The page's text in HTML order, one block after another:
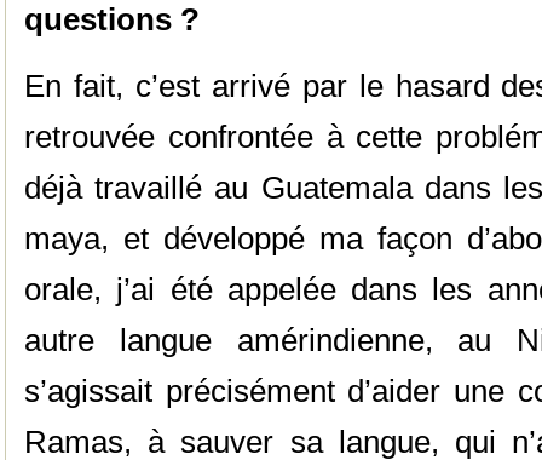
questions ?
En fait, c’est arrivé par le hasard
retrouvée confrontée à cette
déjà travaillé au Guatemala dans
maya, et développé ma façon
orale, j’ai été appelée dans les
autre langue amérindienne, au
s’agissait précisément d’aider une
Ramas, à sauver sa langue, qui